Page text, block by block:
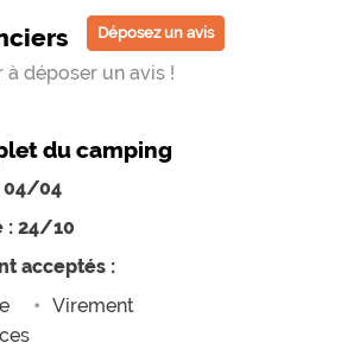
Déposez un avis
déposer un avis !
du camping
04/04
: 24/10
acceptés :
Virement